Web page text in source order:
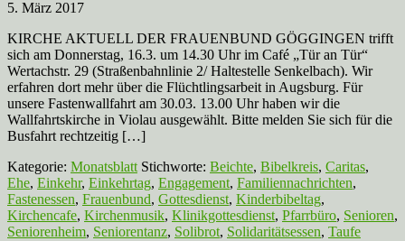
5. März 2017
KIRCHE AKTUELL DER FRAUENBUND GÖGGINGEN trifft
sich am Donnerstag, 16.3. um 14.30 Uhr im Café „Tür an Tür“
Wertachstr. 29 (Straßenbahnlinie 2/ Haltestelle Senkelbach). Wir
erfahren dort mehr über die Flüchtlingsarbeit in Augsburg. Für
unsere Fastenwallfahrt am 30.03. 13.00 Uhr haben wir die
Wallfahrtskirche in Violau ausgewählt. Bitte melden Sie sich für die
Busfahrt rechtzeitig […]
Kategorie: Monatsblatt Stichworte: Beichte, Bibelkreis, Caritas,
Ehe, Einkehr, Einkehrtag, Engagement, Familiennachrichten,
Fastenessen, Frauenbund, Gottesdienst, Kinderbibeltag,
Kirchencafe, Kirchenmusik, Klinikgottesdienst, Pfarrbüro, Senioren,
Seniorenheim, Seniorentanz, Solibrot, Solidaritätsessen, Taufe